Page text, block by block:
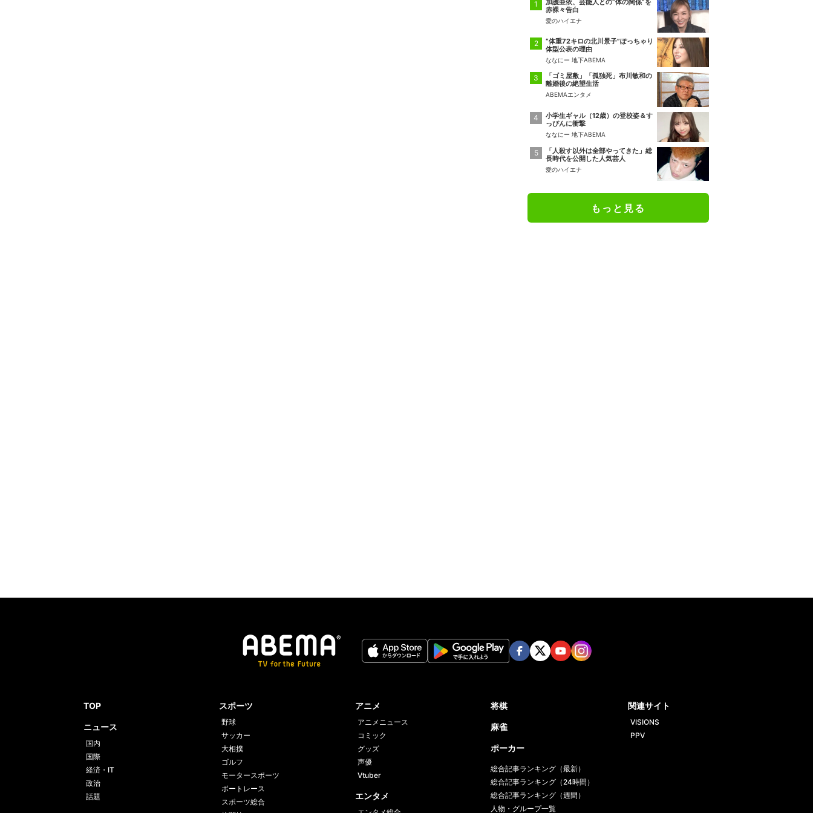
加護亜依、芸能人との“体の関係”を
赤裸々告白
愛のハイエナ
“体重72キロの北川景子”ぽっちゃり
体型公表の理由
ななにー 地下ABEMA
「ゴミ屋敷」「孤独死」布川敏和の
離婚後の絶望生活
ABEMAエンタメ
小学生ギャル（12歳）の登校姿＆す
っぴんに衝撃
ななにー 地下ABEMA
「人殺す以外は全部やってきた」総
長時代を公開した人気芸人
愛のハイエナ
もっと見る
TOP
ニュース
国内
国際
経済・IT
政治
話題
スポーツ
野球
サッカー
大相撲
ゴルフ
モータースポーツ
ボートレース
スポーツ総合
アニメ
アニメニュース
コミック
グッズ
声優
Vtuber
エンタメ
将棋
麻雀
ポーカー
総合記事ランキング（最新）
総合記事ランキング（24時間）
総合記事ランキング（週間）
人物・グループ一覧
関連サイト
VISIONS
PPV